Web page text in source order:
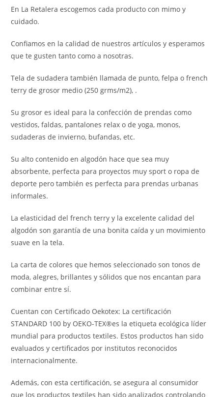
En La Retalera escogemos cada producto con mimo y
cuidado.
Confiamos en la calidad de nuestros artículos y esperamos
que te gusten tanto como a nosotras.
Tela de sudadera también llamada de punto, felpa o french
terry de grosor medio (250 grms/m2), .
Su grosor es ideal para la confección de prendas como
vestidos, faldas, pantalones relax o de yoga, monos,
sudaderas de invierno, bufandas, etc.
Su alto contenido en algodón hace que sea muy
absorbente, perfecta para proyectos muy sport o ropa de
deporte pero también es perfecta para prendas urbanas
informales.
La elasticidad del french terry y la excelente calidad del
algodón son garantía de una bonita caída y un movimiento
suave en la tela.
La carta de colores que hemos seleccionado son tonos de
moda, alegres, brillantes y sólidos que nos encantan para
combinar entre sí.
Cuentan con Certificado Oekotex: La certificación
STANDARD 100 by OEKO-TEX®es la etiqueta ecológica líder
mundial para productos textiles. Estos productos han sido
evaluados y certificados por institutos reconocidos
internacionalmente.
Además, con esta certificación, se asegura al consumidor
que los productos textiles han sido analizados controlando